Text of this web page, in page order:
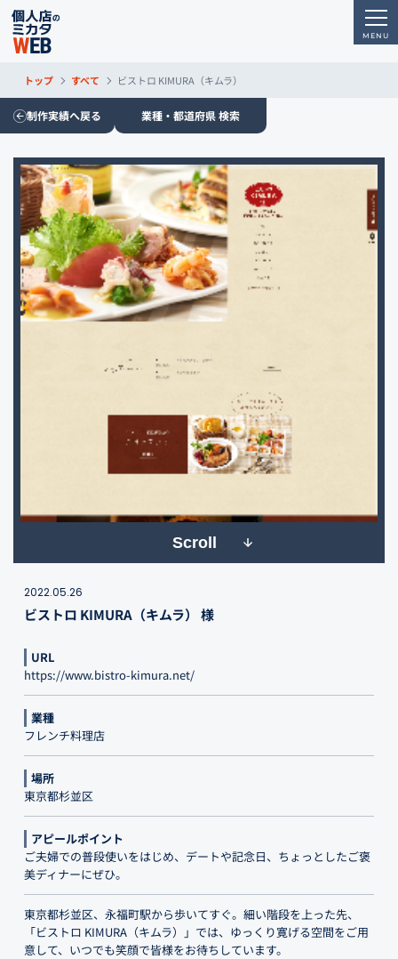
トップ すべて ビストロ KIMURA（キムラ）
制作実績へ戻る 業種・都道府県 検索
Scroll
2022.05.26
ビストロ KIMURA（キムラ） 様
URL
https://www.bistro-kimura.net/
業種
フレンチ料理店
場所
東京都杉並区
アピールポイント
ご夫婦での普段使いをはじめ、デートや記念日、ちょっとしたご褒
美ディナーにぜひ。
東京都杉並区、永福町駅から歩いてすぐ。細い階段を上った先、
「ビストロ KIMURA（キムラ）」では、ゆっくり寛げる空間をご用
意して、いつでも笑顔で皆様をお待ちしています。